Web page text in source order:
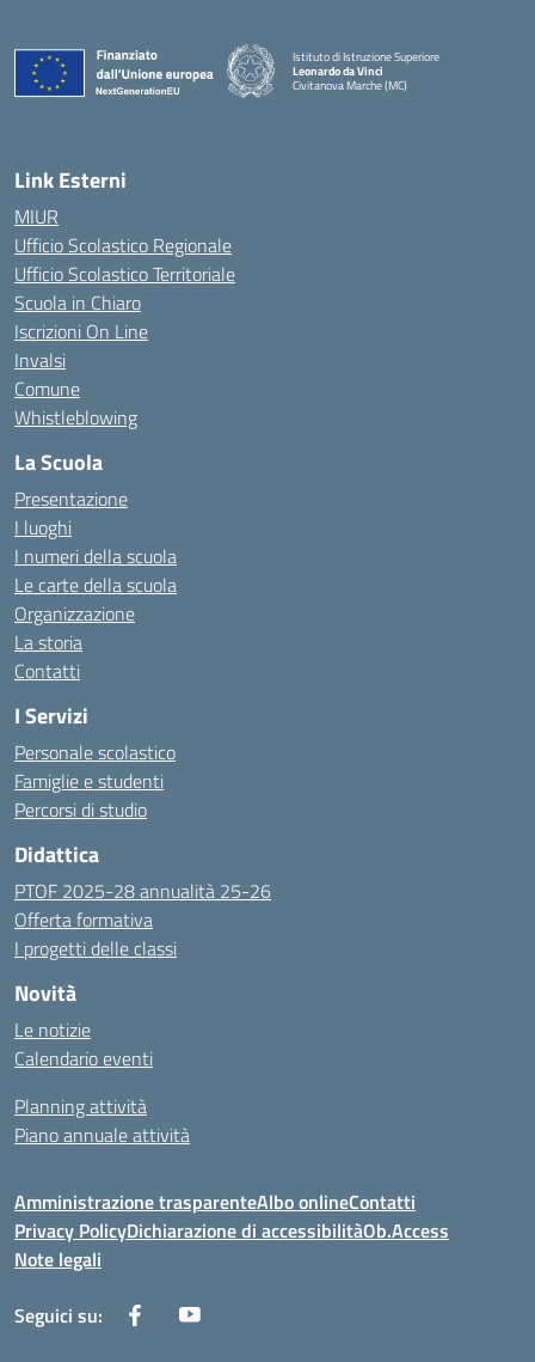
Istituto di Istruzione Superiore
Leonardo da Vinci
Civitanova Marche (MC)
Link Esterni
MIUR
Ufficio Scolastico Regionale
Ufficio Scolastico Territoriale
Scuola in Chiaro
Iscrizioni On Line
Invalsi
Comune
Whistleblowing
La Scuola
Presentazione
I luoghi
I numeri della scuola
Le carte della scuola
Organizzazione
La storia
Contatti
I Servizi
Personale scolastico
Famiglie e studenti
Percorsi di studio
Didattica
PTOF 2025-28 annualità 25-26
Offerta formativa
I progetti delle classi
Novità
Le notizie
Calendario eventi
Planning attività
Piano annuale attività
Amministrazione trasparenteAlbo onlineContatti
Privacy PolicyDichiarazione di accessibilitàOb.Access
Note legali
Seguici su: